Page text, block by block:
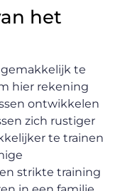
het
te
hier rekening
ontwikkelen
zich rustiger
te trainen
strikte training